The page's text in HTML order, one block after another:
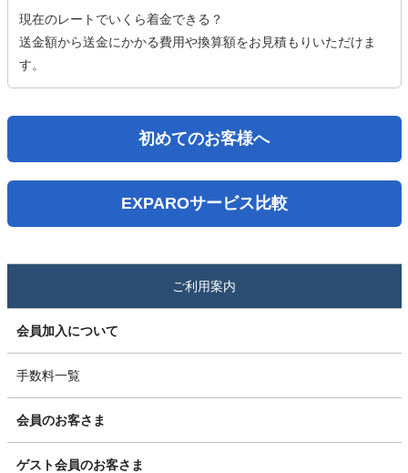
現在のレートでいくら着金できる？
送金額から送金にかかる費用や換算額をお見積もりいただけま
す。
初めてのお客様へ
EXPAROサービス比較
ご利用案内
会員加入について
手数料一覧
会員のお客さま
ゲスト会員のお客さま